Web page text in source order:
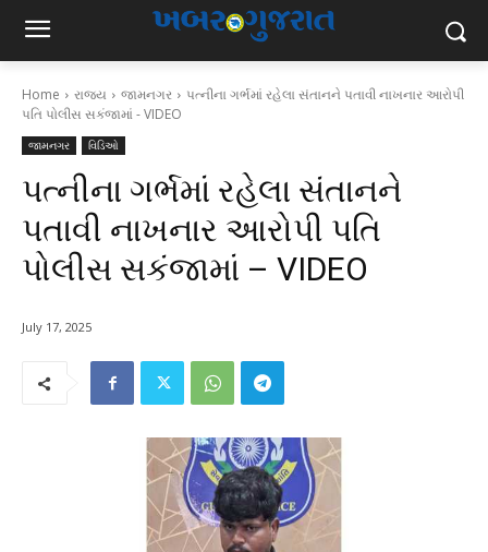
Home રાજ્ય જામનગર
પત્નીના ગર્ભમાં રહેલા સંતાનને પતાવી નાખનાર આરોપી
પતિ પોલીસ સકંજામાં - VIDEO
જામનગર વિડિઓ
પત્નીના ગર્ભમાં રહેલા સંતાનને
પતાવી નાખનાર આરોપી પતિ
પોલીસ સકંજામાં – VIDEO
July 17, 2025